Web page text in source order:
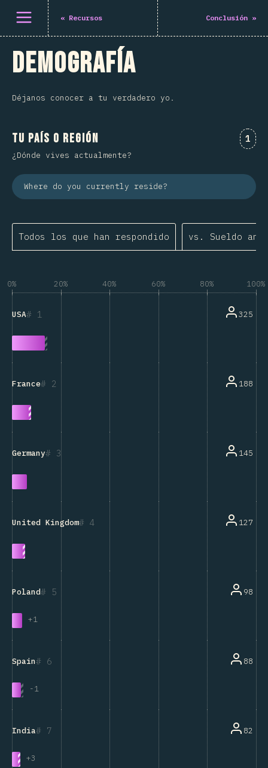
Abrir el menú
« Recursos Conclusión »
Demografía
Déjanos conocer a tu verdadero yo.
Tu país o región 1
¿Dónde vives actualmente?
Where do you currently reside?
Todos los que han respondido vs. Sueldo
0% 20% 40% 60% 80% 100%
1
USA 325
2
France 188
3
Germany 145
4
United Kingdom 127
5
Poland
+1
98
6
Spain
-1
88
7
India
+3
82